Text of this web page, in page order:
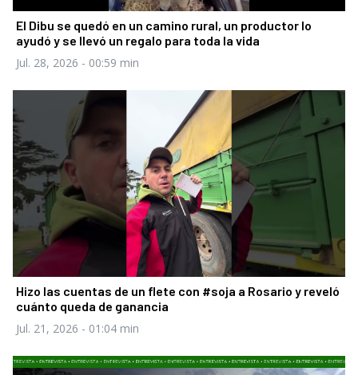
El Dibu se quedó en un camino rural, un productor lo
ayudó y se llevó un regalo para toda la vida
Jul. 28, 2026 - 00:59 min
Hizo las cuentas de un flete con #soja a Rosario y reveló
cuánto queda de ganancia
Jul. 21, 2026 - 01:04 min